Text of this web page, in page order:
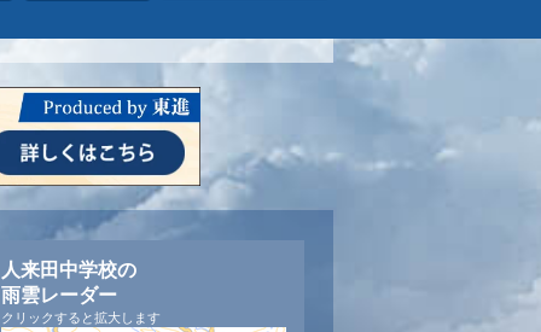
人来田中学校の
雨雲レーダー
クリックすると拡大します